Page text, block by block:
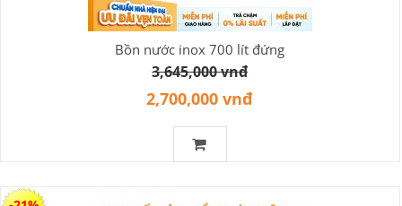
Bồn nước inox 700 lít đứng
3,645,000 vnđ
2,700,000 vnđ